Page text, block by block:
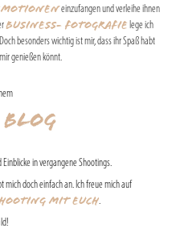
einzufangen und verleihe ihnen
Business- Fotografielege ich
besonders wichtig ist mir, dass ihr Spaß habt
genießen könnt.
in vergangene Shootings.
mich doch einfach an. Ich freue mich auf
mit euch.